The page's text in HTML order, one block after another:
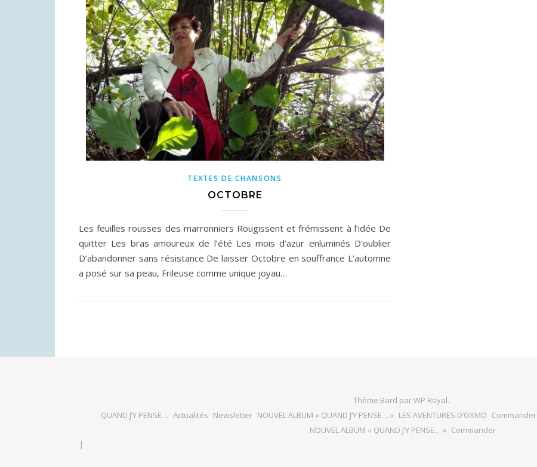
TEXTES DE CHANSONS
OCTOBRE
Les feuilles rousses des marronniers Rougissent et frémissent à l’idée De
quitter Les bras amoureux de l’été Les mois d’azur enluminés D’oublier
D’abandonner sans résistance De laisser Octobre en souffrance L’automne
a posé sur sa peau, Frileuse comme unique joyau…
Thème Bard parWP Royal.
QUAND J’Y PENSE… Actualités Newsletter NOUVEL ALBUM « QUAND J’Y PENSE… » LES AVENTURES D’OXMO Commander
NOUVEL ALBUM « QUAND J’Y PENSE… » Commander